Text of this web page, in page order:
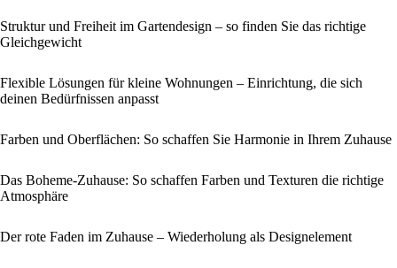
Struktur und Freiheit im Gartendesign – so finden Sie das richtige
Gleichgewicht
Flexible Lösungen für kleine Wohnungen – Einrichtung, die sich
deinen Bedürfnissen anpasst
Farben und Oberflächen: So schaffen Sie Harmonie in Ihrem Zuhause
Das Boheme-Zuhause: So schaffen Farben und Texturen die richtige
Atmosphäre
Der rote Faden im Zuhause – Wiederholung als Designelement